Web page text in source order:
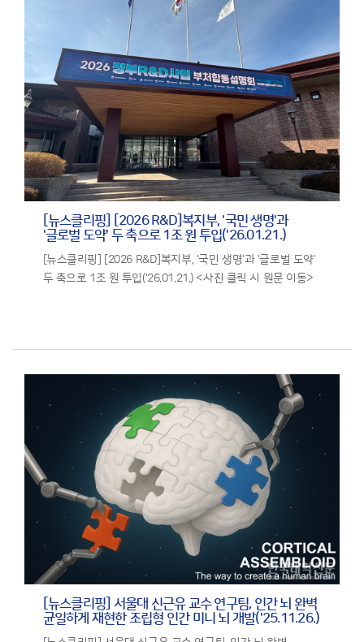
[뉴스클리핑] [2026 R&D]복지부, '국민 생명'과
'글로벌 도약' 두 축으로 1조 원 투입('26.01.21.)
[뉴스클리핑] [2026 R&D]복지부, '국민 생명'과 '글로벌 도약'
두 축으로 1조 원 투입('26.01.21.) <사진 클릭 시 원문 이동>
[뉴스클리핑] 서울대 신근유 교수 연구팀, 인간 뇌 완벽
균일하게 재현한 조립형 인간 미니 뇌 개발('25.11.26.)